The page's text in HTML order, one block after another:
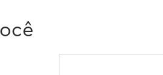
e colecionadores de memorabilia
de brinquedo de veículo
o aplicativo LEGO Builder para